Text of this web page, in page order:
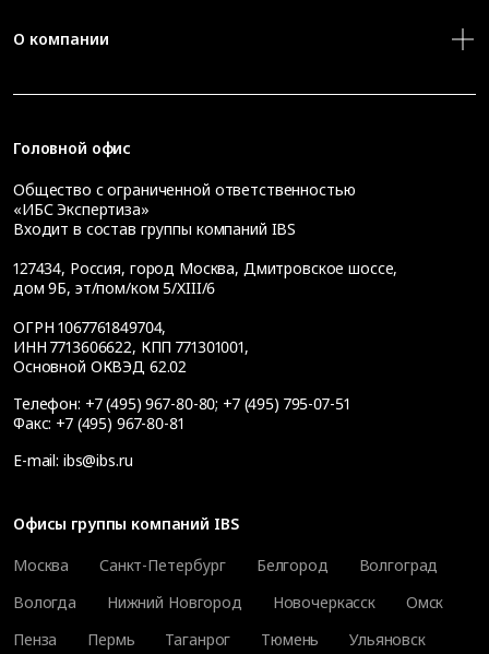
О компании
Головной офис
Общество с ограниченной ответственностью
«ИБС Экспертиза»
Входит в состав группы компаний IBS
127434, Россия, город Москва, Дмитровское шоссе,
дом 9Б, эт/пом/ком 5/XIII/6
ОГРН 1067761849704,
ИНН 7713606622, КПП 771301001,
Основной ОКВЭД 62.02
Телефон: +7 (495) 967-80-80; +7 (495) 795-07-51
Факс: +7 (495) 967-80-81
E-mail: ibs@ibs.ru
Офисы группы компаний IBS
Москва
Санкт-Петербург Белгород
Волгоград
Вологда
Нижний Новгород Новочеркасск
Омск
Пенза
Пермь Таганрог Тюмень
Ульяновск